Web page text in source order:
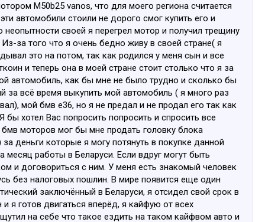
M50b25 vanos, что для моего региона считается
автомобили стоили не дорого смог купить его и
своей я перегрел мотор и получил трещину
за того что я очень бедно живу в своей стране( я
это на потом, так как родился у меня сын и все
и теперь она в моей стране стоит столько что я за
автомобиль, как бы мне не было трудно и сколько бы
всё время выкупить мой автомобиль ( я много раз
мой бмв е36, но я не предал и не продал его так как
хотел Вас попросить попросить и спросить все
моторов мог бы мне продать головку блока
деньги которые я могу потянуть в покупке данной
работы в Беларуси. Если вдруг могут быть
и договориться с ним. У меня есть знакомый человек
без налоговых пошлин. В мире появится еще один
заключённый в Беларуси, я отсидел свой срок в
я готов двигаться вперёд, я кайфую от всех
на себе что такое ездить на таком кайфвом авто и